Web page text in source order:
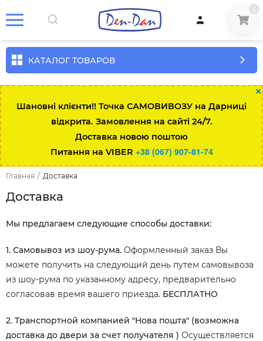
КАТАЛОГ ТОВАРОВ
×
Шановні клієнти!! Точка САМОВИВОЗУ на Дарниці
відкрита. Замовлення на сайті 24/7.
Доставка новою поштою
Питання на VIBER +38 (067) 907-81-74
Главная / Доставка
Доставка
Мы предлагаем следующие способы доставки:
1. Самовывоз из шоу-рума. Оформленный заказ Вы
можете получить на следующий день путем самовывоза
из шоу-рума по указанному адресу, предварительно
согласовав время вашего приезда. БЕСПЛАТНО
2. Транспортной компанией "Нова пошта" (возможна
доставка до двери за счет получателя ) Осуществляется